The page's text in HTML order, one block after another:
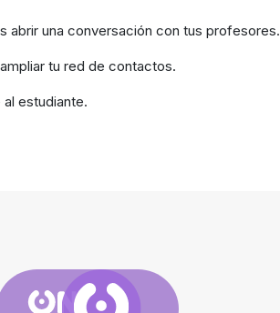
abrir una conversación con tus profesores.
tu red de contactos.
estudiante.